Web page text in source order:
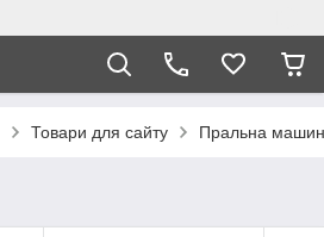
Товари для сайту Пральна